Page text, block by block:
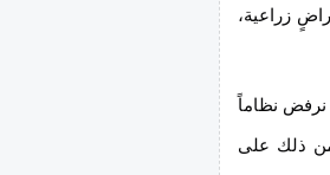
زراعية،
نرفض نظاماً
ذلك على